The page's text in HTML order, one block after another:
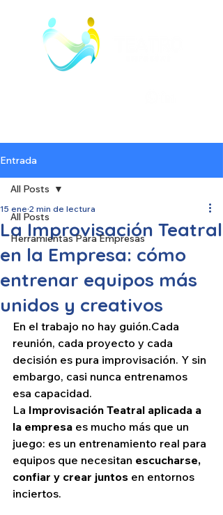
Entrada
All Posts
Herramientas Para Empresas
All Posts
La Improvisación Teatral
en la Empresa: cómo
entrenar equipos más
unidos y creativos
15 ene 2 min de lectura
En el trabajo no hay guión.Cada
reunión, cada proyecto y cada
decisión es pura improvisación. Y sin
embargo, casi nunca entrenamos
esa capacidad.
La Improvisación Teatral aplicada a
la empresa es mucho más que un
juego: es un entrenamiento real para
equipos que necesitan escucharse,
confiar y crear juntos en entornos
inciertos.